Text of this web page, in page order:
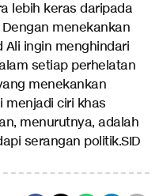
lebih keras daripada
menekankan
ingin menghindari
setiap perhelatan
menekankan
menjadi ciri khas
menurutnya, adalah
serangan politik.SID